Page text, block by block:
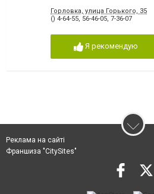
Горловка, улица Горького, 35
() 4-64-55, 56-46-05, 7-36-07
Я рекомендую
Реклама на сайті
Франшиза "CitySites"